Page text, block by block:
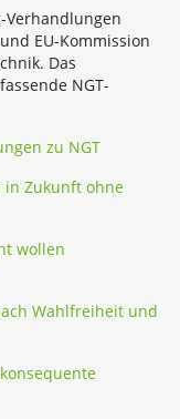
Verhandlungen
EU-Kommission
Das
NGT-
zu NGT
in Zukunft ohne
wollen
Wahlfreiheit und